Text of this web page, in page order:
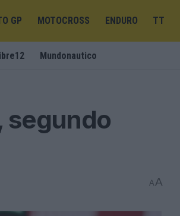
GP MOTOCROSS ENDURO TT
Mundonautico
segundo
AA